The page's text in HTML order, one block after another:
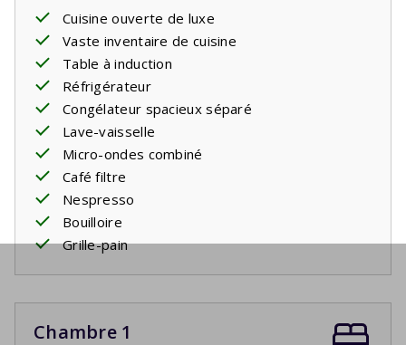
Cuisine ouverte de luxe
Vaste inventaire de cuisine
Table à induction
Réfrigérateur
Congélateur spacieux séparé
Lave-vaisselle
Micro-ondes combiné
Café filtre
Nespresso
Bouilloire
Grille-pain
Chambre 1